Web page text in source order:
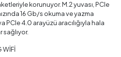
korunuyor. M.2 yuvası, PCIe
16 Gb/s okuma ve yazma
PCIe 4.0 arayüzü aracılığıyla hala
sağlıyor.